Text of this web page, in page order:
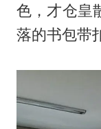
色，才仓皇
落的书包带